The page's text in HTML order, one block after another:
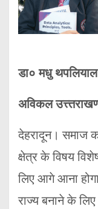
डा० मधु
अविकल
देहरादून। समाज
क्षेत्र के विषय
लिए आगे आना
राज्य बनाने के